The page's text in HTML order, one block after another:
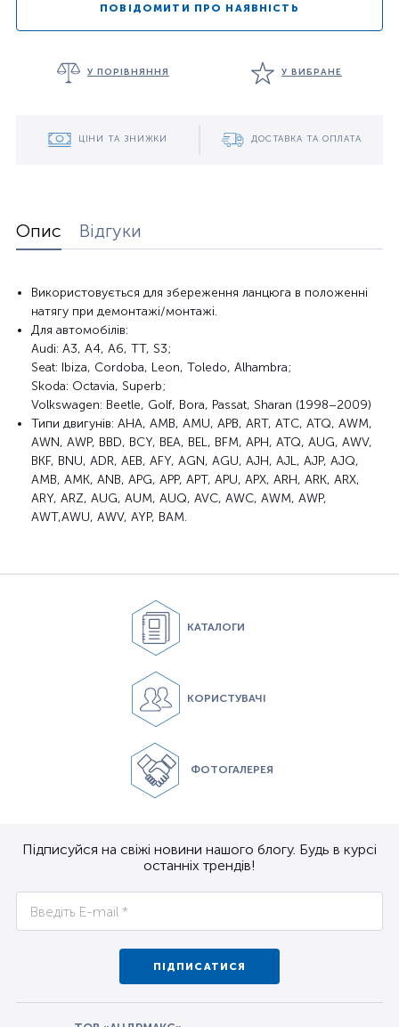
ПОВІДОМИТИ ПРО НАЯВНІСТЬ
У ПОРІВНЯННЯ У ВИБРАНЕ
ЦІНИ ТА ЗНИЖКИ ДОСТАВКА ТА ОПЛАТА
Опис Відгуки
Використовується для збереження ланцюга в положенні
натягу при демонтажі/монтажі.
Для автомобілів:
Audi: A3, A4, A6, TT, S3;
Seat: Ibiza, Cordoba, Leon, Toledo, Alhambra;
Skoda: Octavia, Superb;
Volkswagen: Beetle, Golf, Bora, Passat, Sharan (1998–2009)
Типи двигунів: AHA, AMB, AMU, APB, ART, ATC, ATQ, AWM,
AWN, AWP, BBD, BCY, BEA, BEL, BFM, APH, ATQ, AUG, AWV,
BKF, BNU, ADR, AEB, AFY, AGN, AGU, AJH, AJL, AJP, AJQ,
AMB, AMK, ANB, APG, APP, APT, APU, APX, ARH, ARK, ARX,
ARY, ARZ, AUG, AUM, AUQ, AVC, AWC, AWM, AWP,
AWT,AWU, AWV, AYP, BAM.
КАТАЛОГИ
КОРИСТУВАЧІ
ФОТОГАЛЕРЕЯ
Підписуйся на свіжі новини нашого блогу. Будь в курсі
останніх трендів!
ПІДПИСАТИСЯ